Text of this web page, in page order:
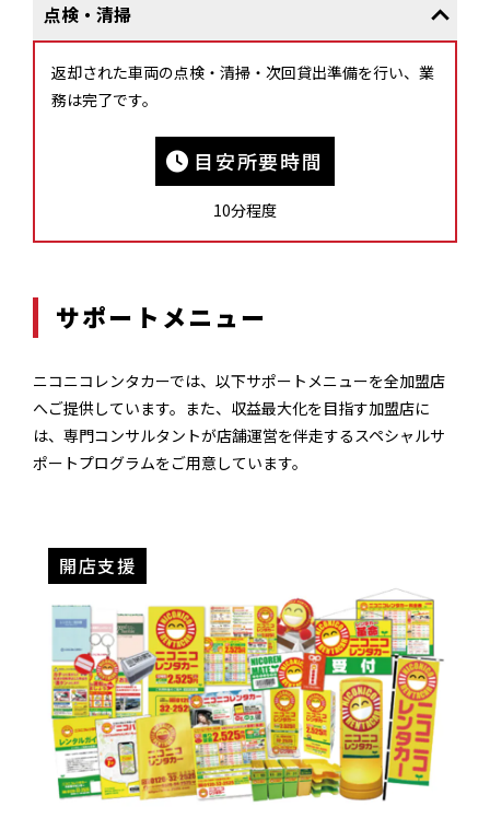
点検・清掃
返却された車両の点検・清掃・次回貸出準備を行い、業
務は完了です。
目安所要時間
10分程度
サポートメニュー
ニコニコレンタカーでは、以下サポートメニューを全加盟店
へご提供しています。また、収益最大化を目指す加盟店に
は、専門コンサルタントが店舗運営を伴走するスペシャルサ
ポートプログラムをご用意しています。
開店支援